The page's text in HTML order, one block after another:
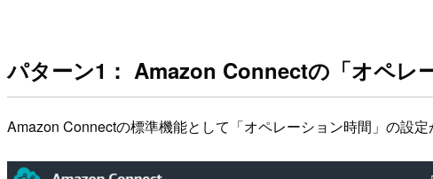
パターン1： Amazon Connectの「オペレ
Amazon Connectの標準機能として「オペレーション時間」の設定